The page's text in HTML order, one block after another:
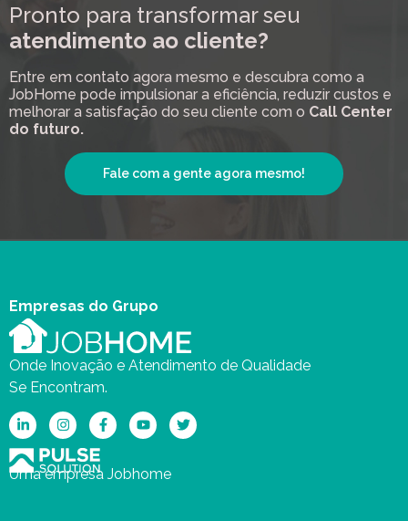
Pronto para transformar seu
atendimento ao cliente?
Entre em contato agora mesmo e descubra como a
JobHome pode impulsionar a eficiência, reduzir custos e
melhorar a satisfação do seu cliente com o Call Center
do futuro.
Fale com a gente agora mesmo!
Empresas do Grupo
Onde Inovação e Atendimento de Qualidade
Se Encontram.
Uma empresa Jobhome